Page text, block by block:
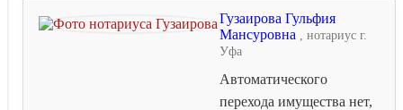
Гузаирова Гульфия
Мансуровна , нотариус г.
Уфа
Автоматического
перехода имущества нет,